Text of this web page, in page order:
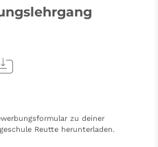
zu deiner
Reutte herunterladen.